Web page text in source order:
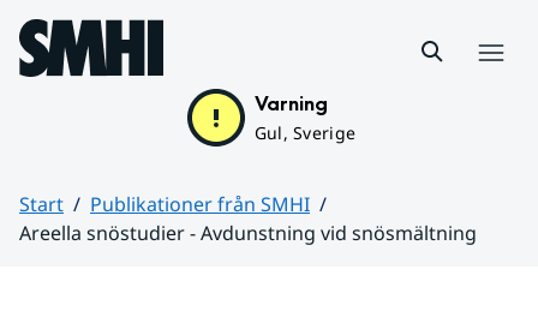
Hoppa till sidans innehåll
Varning
Gul, Sverige
Start
Publikationer från SMHI
Areella snöstudier - Avdunstning vid snösmältning